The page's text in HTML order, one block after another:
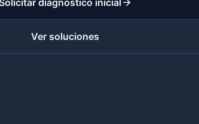
Solicitar diagnóstico inicial
Ver soluciones